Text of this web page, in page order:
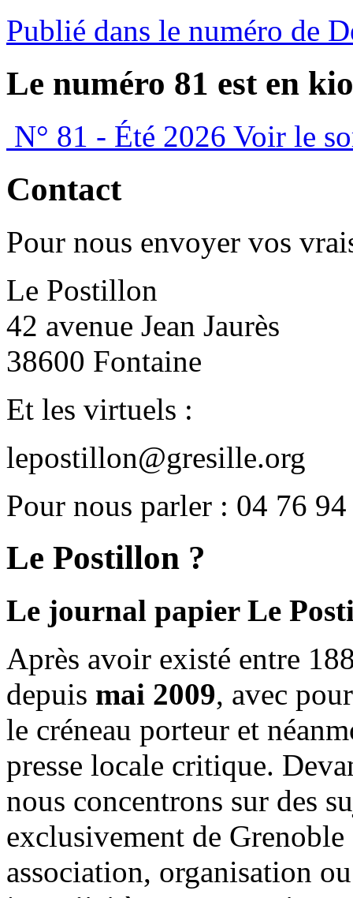
Publié dans le numéro de
Le numéro 81 est en
N° 81 - Été 2026 Voir le
Contact
Pour nous envoyer vos
Le Postillon
42 avenue Jean Jaurès
38600 Fontaine
Et les virtuels :
lepostillon@gresille.org
Pour nous parler : 04 76
Le Postillon ?
Le journal papier Le
Après avoir existé entre
depuis mai 2009, avec
le créneau porteur et
presse locale critique.
nous concentrons sur des
exclusivement de
association, organisation